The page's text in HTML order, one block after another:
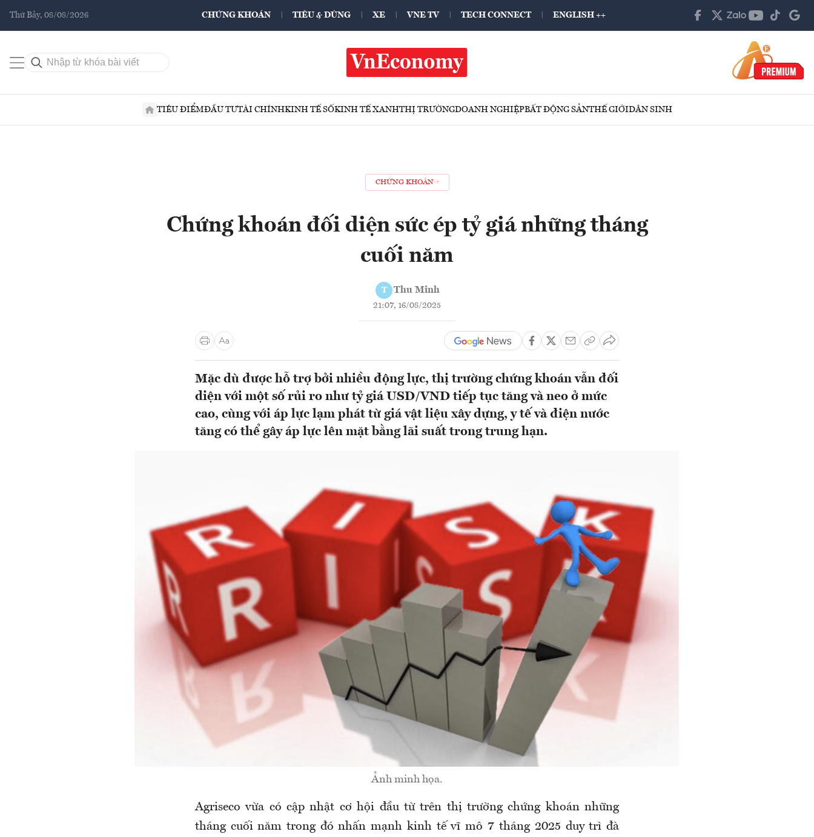
Thứ Bảy, 08/08/2026 CHỨNG KHOÁN TIÊU & DÙNG XE VNE TV TECH CONNECT ENGLISH ++
TIÊU ĐIỂMĐẦU TƯTÀI CHÍNHKINH TẾ SỐKINH TẾ XANHTHỊ TRƯỜNGDOANH NGHIỆPBẤT ĐỘNG SẢNTHẾ GIỚIDÂN SINH
CHỨNG KHOÁN
Chứng khoán đối diện sức ép tỷ giá những tháng
cuối năm
T Thu Minh
21:07, 16/08/2025
Mặc dù được hỗ trợ bởi nhiều động lực, thị trường chứng khoán vẫn đối
diện với một số rủi ro như tỷ giá USD/VND tiếp tục tăng và neo ở mức
cao, cùng với áp lực lạm phát từ giá vật liệu xây dựng, y tế và điện nước
tăng có thể gây áp lực lên mặt bằng lãi suất trong trung hạn.
Ảnh minh họa.
Agriseco vừa có cập nhật cơ hội đầu từ trên thị trường chứng khoán những
tháng cuối năm trong đó nhấn mạnh kinh tế vĩ mô 7 tháng 2025 duy trì đà